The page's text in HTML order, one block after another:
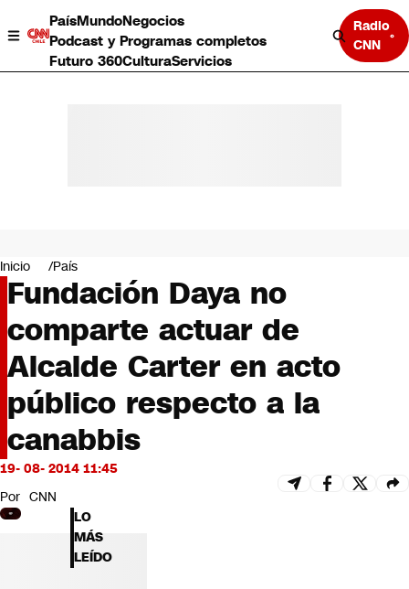
PaísMundoNegocios
Podcast y Programas completos
Futuro 360CulturaServicios
Radio
CNN
Negocios
Deportes
Programas completos
Cultura
Servicios
Bits
CNN Data
CNN tiempo
Futuro 360
Opinión
Inicio País
Fundación Daya no
comparte actuar de
Alcalde Carter en acto
público respecto a la
canabbis
19- 08- 2014 11:45
Por CNN
LO
MÁS
LEÍDO